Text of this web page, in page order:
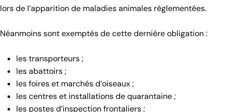
lors de l’apparition de maladies animales réglementées.
Néanmoins sont exemptés de cette dernière obligation :
les transporteurs ;
les abattoirs ;
les foires et marchés d’oiseaux ;
les centres et installations de quarantaine ;
les postes d’inspection frontaliers ;